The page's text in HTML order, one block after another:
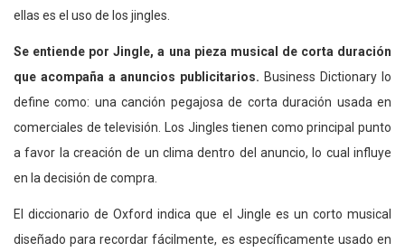
ellas es el uso de los jingles.
Se entiende por Jingle, a una pieza musical de corta duración
que acompaña a anuncios publicitarios. Business Dictionary lo
define como: una canción pegajosa de corta duración usada en
comerciales de televisión. Los Jingles tienen como principal punto
a favor la creación de un clima dentro del anuncio, lo cual influye
en la decisión de compra.
El diccionario de Oxford indica que el Jingle es un corto musical
diseñado para recordar fácilmente, es específicamente usado en